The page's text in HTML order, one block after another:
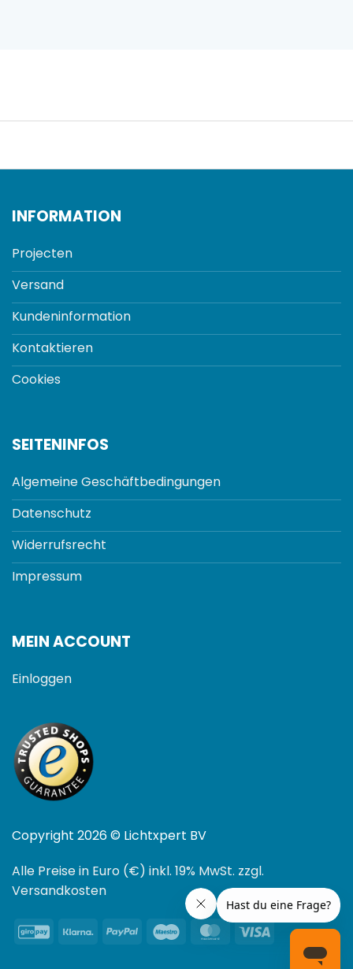
INFORMATION
Projecten
Versand
Kundeninformation
Kontaktieren
Cookies
SEITENINFOS
Algemeine Geschäftbedingungen
Datenschutz
Widerrufsrecht
Impressum
MEIN ACCOUNT
Einloggen
Copyright 2026 © Lichtxpert BV
Alle Preise in Euro (€) inkl. 19% MwSt. zzgl.
Versandkosten
GiroPayKlarna PayPal Maestro MasterCard
Visa